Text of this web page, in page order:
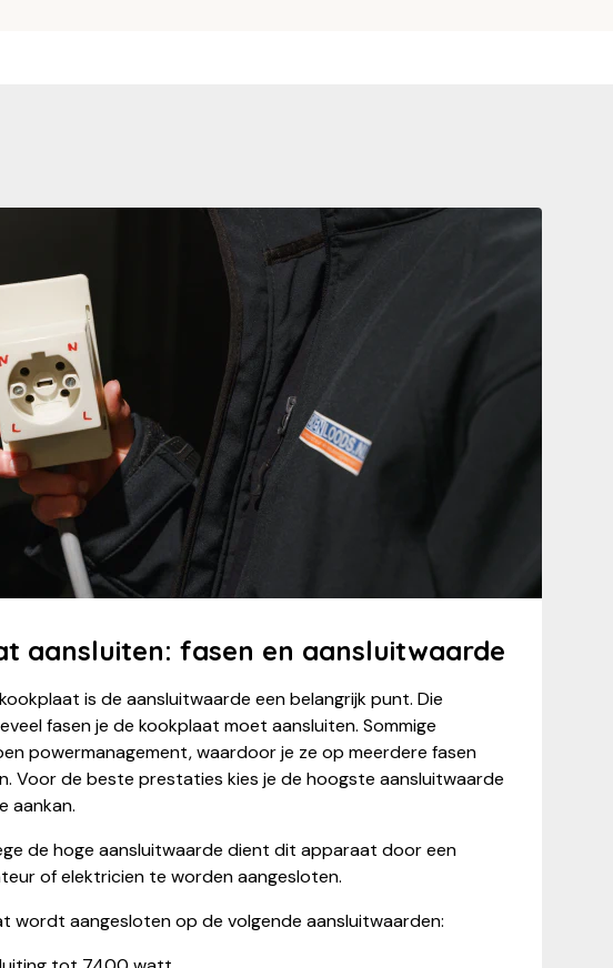
aansluiten: fasen en aansluitwaarde
is de aansluitwaarde een belangrijk punt. Die
fasen je de kookplaat moet aansluiten. Sommige
powermanagement, waardoor je ze op meerdere fasen
Voor de beste prestaties kies je de hoogste aansluitwaarde
aankan.
de hoge aansluitwaarde dient dit apparaat door een
of elektricien te worden aangesloten.
wordt aangesloten op de volgende aansluitwaarden: